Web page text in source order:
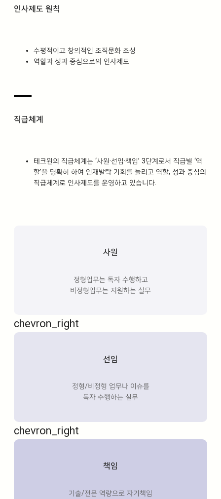
인사제도 원칙
수평적이고 창의적인 조직문화 조성
역할과 성과 중심으로의 인사제도
직급체계
테크윈의 직급체계는 ‘사원·선임·책임’ 3단계로서 직급별 ‘역
할’을 명확히 하여 인재발탁 기회를 늘리고 역할, 성과 중심의
직급체계로 인사제도를 운영하고 있습니다.
사원
정형업무는 독자 수행하고
비정형업무는 지원하는 실무
chevron_right
선임
정형/비정형 업무나 이슈를
독자 수행하는 실무
chevron_right
책임
기술/전문 역량으로 자기책임